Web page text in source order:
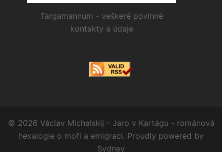
Targamannum - veškeré povinné
kontakty a údaje
© 2026 Václav Michalskij - Jaro v Kartágu - románová
hexalogie o moři a emigraci. Proudly powered by
Sydney